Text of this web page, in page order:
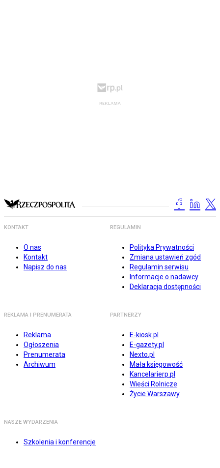
KONTAKT
O nas
Kontakt
Napisz do nas
REGULAMIN
Polityka Prywatności
Zmiana ustawień zgód
Regulamin serwisu
Informacje o nadawcy
Deklaracja dostępności
REKLAMA I PRENUMERATA
Reklama
Ogłoszenia
Prenumerata
Archiwum
PARTNERZY
E-kiosk.pl
E-gazety.pl
Nexto.pl
Mała księgowość
Kancelarierp.pl
Wieści Rolnicze
Życie Warszawy
NASZE WYDARZENIA
Szkolenia i konferencje